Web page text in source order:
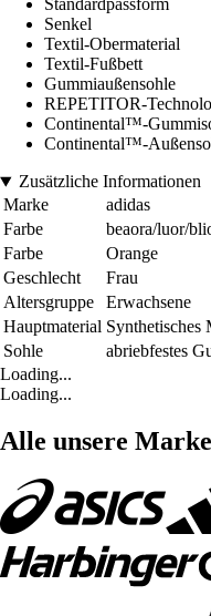
Standardpassform
Senkel
Textil-Obermaterial
Textil-Fußbett
Gummiaußensohle
REPETITOR-
Continental™-
Continental™-
Zusätzliche Informationen
Marke
adidas
Farbe
beaora/luor/
Farbe
Orange
Geschlecht
Frau
Altersgruppe
Erwachsene
Hauptmaterial Synthetisches
Sohle
abriebfestes
Loading...
Loading...
Alle unsere